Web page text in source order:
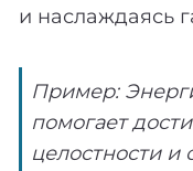
и наслаждаясь
Пример:
помогает
целостности и